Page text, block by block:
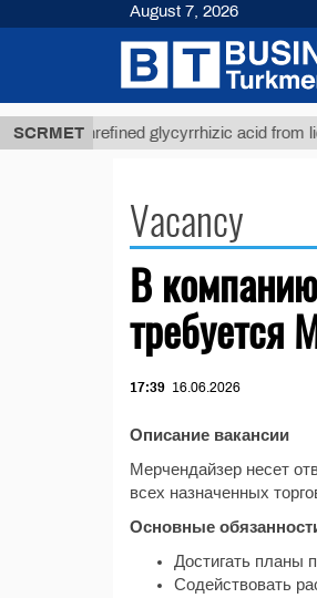
SCRMET
Unrefined glycyrrhizic acid from
Vacancy
В
требуется
17:39 16.06.2026
Описание вакансии
Мерчендайзер несет
всех назначенных
Основные
Достигать планы
Содействовать
August 7, 2026